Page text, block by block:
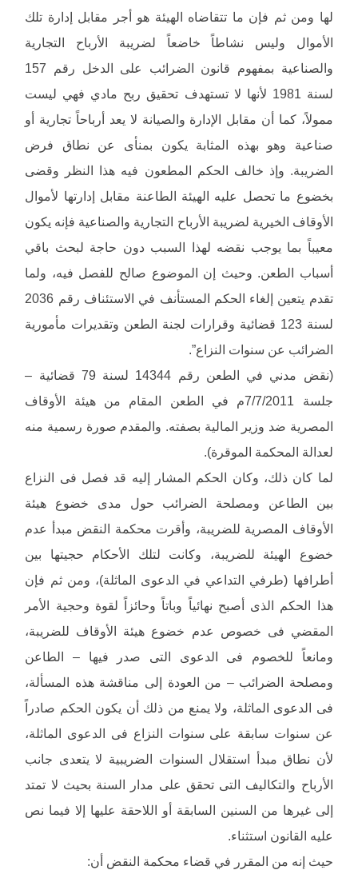
لها ومن ثم فإن ما تتقاضاه الهيئة هو أجر مقابل إدارة تلك
الأموال وليس نشاطاً خاضعاً لضريبة الأرباح التجارية
والصناعية بمفهوم قانون الضرائب على الدخل رقم 157
لسنة 1981 لأنها لا تستهدف تحقيق ربح مادي فهي ليست
ممولاً، كما أن مقابل الإدارة والصيانة لا يعد أرباحاً تجارية أو
صناعية وهو بهذه المثابة يكون بمنأى عن نطاق فرض
الضريبة. وإذ خالف الحكم المطعون فيه هذا النظر وقضى
بخضوع ما تحصل عليه الهيئة الطاعنة مقابل إدارتها لأموال
الأوقاف الخيرية لضريبة الأرباح التجارية والصناعية فإنه يكون
معيباً بما يوجب نقضه لهذا السبب دون حاجة لبحث باقي
أسباب الطعن. وحيث إن الموضوع صالح للفصل فيه، ولما
تقدم يتعين إلغاء الحكم المستأنف في الاستئناف رقم 2036
لسنة 123 قضائية وقرارات لجنة الطعن وتقديرات مأمورية
الضرائب عن سنوات النزاع”.
(نقض مدني في الطعن رقم 14344 لسنة 79 قضائية –
جلسة 7/7/2011م في الطعن المقام من هيئة الأوقاف
المصرية ضد وزير المالية بصفته. والمقدم صورة رسمية منه
لعدالة المحكمة الموقرة).
لما كان ذلك، وكان الحكم المشار إليه قد فصل فى النزاع
بين الطاعن ومصلحة الضرائب حول مدى خضوع هيئة
الأوقاف المصرية للضريبة، وأقرت محكمة النقض مبدأ عدم
خضوع الهيئة للضريبة، وكانت لتلك الأحكام حجيتها بين
أطرافها (طرفي التداعي في الدعوى الماثلة)، ومن ثم فإن
هذا الحكم الذى أصبح نهائياً وباتاً وحائزاً لقوة وحجية الأمر
المقضي فى خصوص عدم خضوع هيئة الأوقاف للضريبة،
ومانعاً للخصوم فى الدعوى التى صدر فيها – الطاعن
ومصلحة الضرائب – من العودة إلى مناقشة هذه المسألة،
فى الدعوى الماثلة، ولا يمنع من ذلك أن يكون الحكم صادراً
عن سنوات سابقة على سنوات النزاع فى الدعوى الماثلة،
لأن نطاق مبدأ استقلال السنوات الضريبية لا يتعدى جانب
الأرباح والتكاليف التى تحقق على مدار السنة بحيث لا تمتد
إلى غيرها من السنين السابقة أو اللاحقة عليها إلا فيما نص
عليه القانون استثناء.
حيث إنه من المقرر في قضاء محكمة النقض أن: